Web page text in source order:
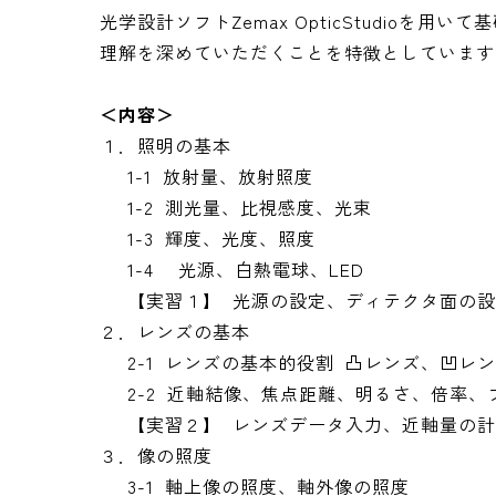
光学設計ソフトZemax OpticStudioを用いて
理解を深めていただくことを特徴としていま
＜内容＞
１．照明の基本
1-1 放射量、放射照度
1-2 測光量、比視感度、光束
1-3 輝度、光度、照度
1-4 光源、白熱電球、LED
【実習１】 光源の設定、ディテクタ面の
２．レンズの基本
2-1 レンズの基本的役割 凸レンズ、凹レ
2-2 近軸結像、焦点距離、明るさ、倍率、
【実習２】 レンズデータ入力、近軸量の
３．像の照度
3-1 軸上像の照度、軸外像の照度